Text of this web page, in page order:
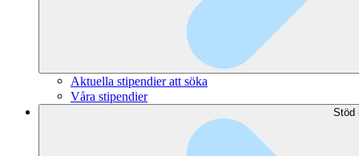
Aktuella stipendier att söka
Våra stipendier
Stöd